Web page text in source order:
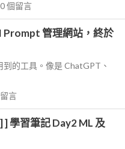
0個留言
Prompt 管理網站，終於
的工具。像是 ChatGPT、
言
學習筆記 Day2 ML 及